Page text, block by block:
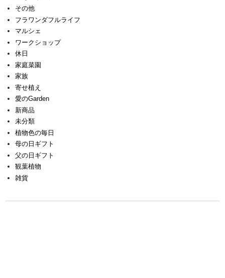
その他
フラワンダフルライフ
マルシェ
ワークショップ
休日
家庭菜園
家族
寄せ植え
愛のGarden
新商品
未分類
植物色の毎日
母の日ギフト
父の日ギフト
観葉植物
雑貨